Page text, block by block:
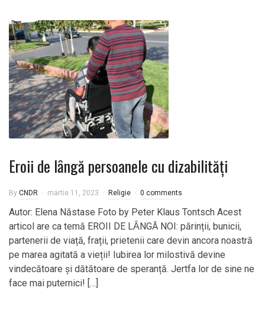
Eroii de lȃngă persoanele cu dizabilități
By CNDR martie 11, 2023 Religie 0 comments
Autor: Elena Năstase Foto by Peter Klaus Tontsch Acest
articol are ca temă EROII DE LȂNGĂ NOI: părinții, bunicii,
partenerii de viață, frații, prietenii care devin ancora noastră
pe marea agitată a vieții! Iubirea lor milostivă devine
vindecătoare și dătătoare de speranță. Jertfa lor de sine ne
face mai puternici! […]